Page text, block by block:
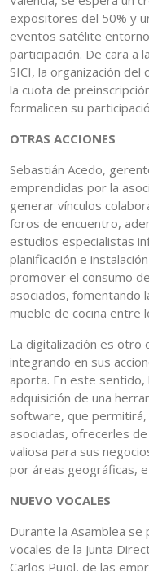
expositores del 50% y
eventos satélite
participación. De cara a
SICI, la organización
la cuota de
formalicen su
OTRAS ACCIONES
Sebastián Acedo,
emprendidas por la
generar vínculos
foros de encuentro,
estudios especialistas
planificación e
promover el consumo
asociados, fomentando
mueble de cocina entre
La digitalización es otro
integrando en sus
aporta. En este sentido,
adquisición de una
software, que
asociadas, ofrecerles
valiosa para sus
por áreas geográficas,
NUEVO VOCALES
Durante la Asamblea
vocales de la Junta
Carlos Pujol, de las